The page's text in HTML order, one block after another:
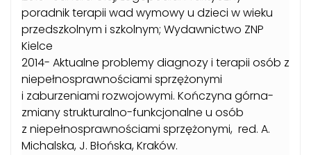
poradnik terapii wad wymowy u dzieci w wieku
przedszkolnym i szkolnym; Wydawnictwo ZNP
Kielce
2014- Aktualne problemy diagnozy i terapii osób z
niepełnosprawnościami sprzężonymi
i zaburzeniami rozwojowymi. Kończyna górna-
zmiany strukturalno-funkcjonalne u osób
z niepełnosprawnościami sprzężonymi, red. A.
Michalska, J. Błońska, Kraków.